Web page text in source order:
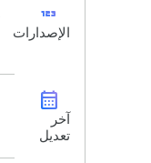
123
الإصدارات
calendar_month
آخر
تعديل